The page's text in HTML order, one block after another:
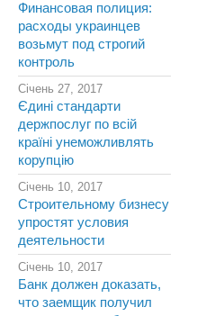
Финансовая полиция:
расходы украинцев
возьмут под строгий
контроль
Січень 27, 2017
Єдині стандарти
держпослуг по всій
країні унеможливлять
корупцію
Січень 10, 2017
Строительному бизнесу
упростят условия
деятельности
Січень 10, 2017
Банк должен доказать,
что заемщик получил